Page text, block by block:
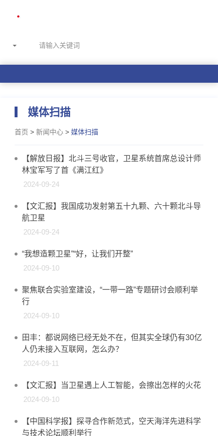
媒体扫描
首页 > 新闻中心 > 媒体扫描
【解放日报】北斗三号收官，卫星系统首席总设计师
林宝军写了首《满江红》
2024-09-24
【文汇报】我国成功发射第五十九颗、六十颗北斗导
航卫星
2024-09-24
“我想造颗卫星”“好，让我们开整”
2024-09-10
聚焦联合实验室建设，“一带一路”专题研讨会顺利举
行
2024-09-10
田丰：都说网络已经无处不在，但其实全球仍有30亿
人仍未接入互联网，怎么办？
2024-09-11
【文汇报】当卫星遇上人工智能，会擦出怎样的火花
2024-09-10
【中国科学报】探寻合作新范式，空天海洋先进科学
与技术论坛顺利举行